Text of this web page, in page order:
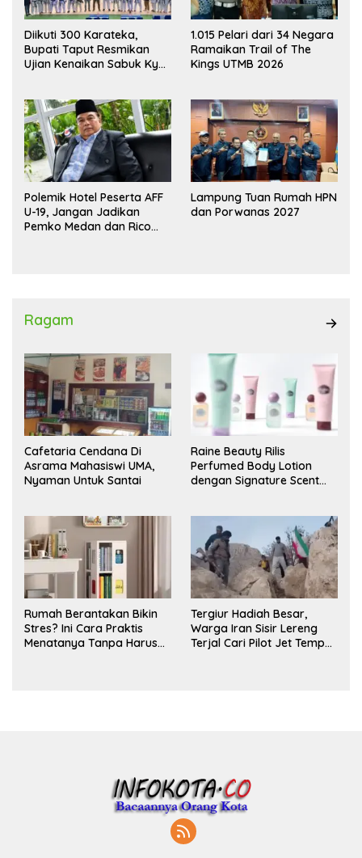
Diikuti 300 Karateka,
Bupati Taput Resmikan
Ujian Kenaikan Sabuk Kyu
1.015 Pelari dari 34 Negara
Ramaikan Trail of The
Kings UTMB 2026
Polemik Hotel Peserta AFF
U-19, Jangan Jadikan
Pemko Medan dan Rico
Lampung Tuan Rumah HPN
dan Porwanas 2027
Ragam
Cafetaria Cendana Di
Asrama Mahasiswi UMA,
Nyaman Untuk Santai
Raine Beauty Rilis
Perfumed Body Lotion
dengan Signature Scent
Rumah Berantakan Bikin
Stres? Ini Cara Praktis
Menatanya Tanpa Harus
Tergiur Hadiah Besar,
Warga Iran Sisir Lereng
Terjal Cari Pilot Jet Tempur